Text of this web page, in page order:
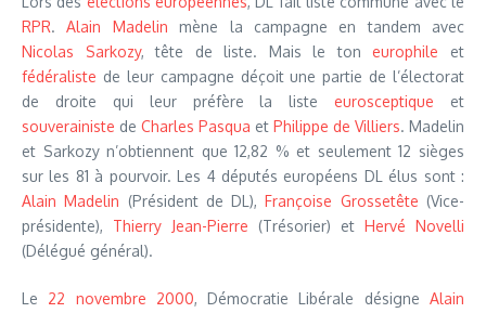
RPR.Alain Madelin mène la campagne en tandem avec
Nicolas Sarkozy, tête de liste. Mais le ton europhile et
fédéraliste de leur campagne déçoit une partie de l’électorat
de droite qui leur préfère la liste eurosceptique et
souverainiste de Charles Pasqua et Philippe de Villiers. Madelin
et Sarkozy n’obtiennent que 12,82 % et seulement 12 sièges
sur les 81 à pourvoir. Les 4 députés européens DL élus sont :
Alain Madelin (Président de DL),Françoise Grossetête (Vice-
présidente), Thierry Jean-Pierre (Trésorier) et Hervé Novelli
(Délégué général).
Le 22 novembre 2000, Démocratie Libérale désigneAlain